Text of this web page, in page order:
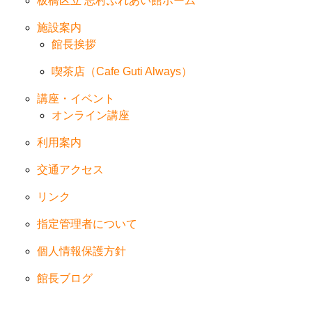
施設案内
館長挨拶
喫茶店（Cafe Guti Always）
講座・イベント
オンライン講座
利用案内
交通アクセス
リンク
指定管理者について
個人情報保護方針
館長ブログ